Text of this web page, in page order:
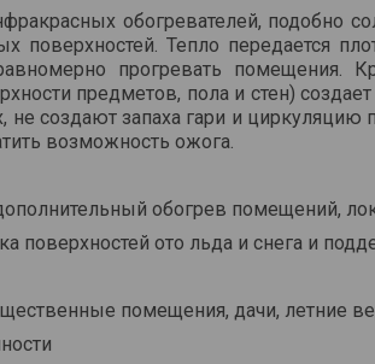
обогревателей, подобно
поверхностей. Тепло передается
прогревать помещения.
предметов, пола и стен)
не создают запаха гари и
возможность ожога.
обогрев помещений,
поверхностей ото льда и снега и
помещения, дачи, летние